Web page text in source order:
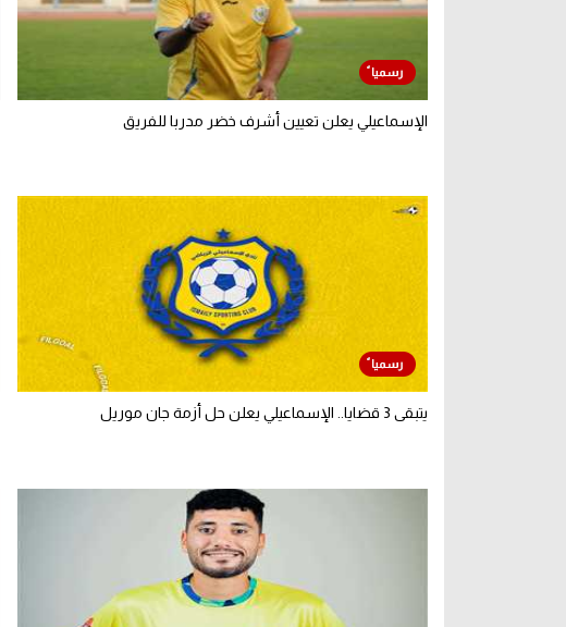
الإسماعيلي يعلن تعيين أشرف خضر مدربا للفريق
يتبقى 3 قضايا.. الإسماعيلي يعلن حل أزمة جان موريل